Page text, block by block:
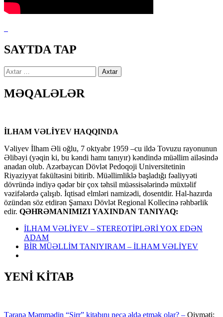
SAYTDA TAP
Axtarış:
MƏQALƏLƏR
İLHAM VƏLİYEV HAQQINDA
Vəliyev İlham Əli oğlu, 7 oktyabr 1959 –cu ildə Tovuzu rayonunun
Əlibəyi (yəqin ki, bu kəndi hamı tanıyır) kəndində müəllim ailəsində
anadan olub. Azərbaycan Dövlət Pedoqoji Universitetinin
Riyaziyyat fakültəsini bitirib. Müəllimliklə başladığı fəaliyyəti
dövründə indiyə qədər bir çox təhsil müəssisələrində müxtəlif
vəzifələrdə çalışıb. İqtisad elmləri namizədi, dosentdir. Hal-hazırda
özündən söz etdirən Şamaxı Dövlət Regional Kollecinə rəhbərlik
edir. QƏHRƏMANIMIZI YAXINDAN TANIYAQ:
İLHAM VƏLİYEV – STEREOTİPLƏRİ YOX EDƏN
ADAM
BİR MÜƏLLİM TANIYIRAM – İLHAM VƏLİYEV
YENİ KİTAB
Təranə Məmmədin “Sirr” kitabını necə əldə etmək olar? – Qiyməti: